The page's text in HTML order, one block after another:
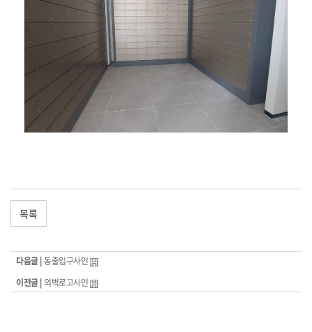
목록
다음글 |동출입구사인
이전글 | 외벽로고사인